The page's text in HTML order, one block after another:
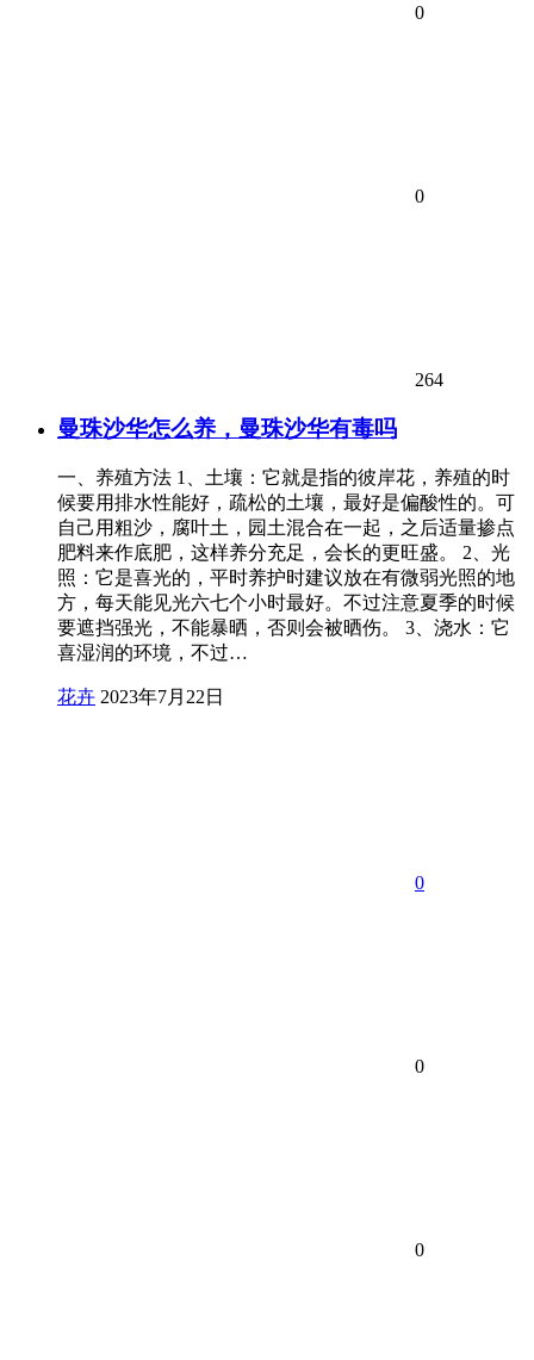
0
0
264
曼珠沙华怎么养，曼珠沙华有毒吗
一、养殖方法 1、土壤：它就是指的彼岸花，养殖的时
候要用排水性能好，疏松的土壤，最好是偏酸性的。可
自己用粗沙，腐叶土，园土混合在一起，之后适量掺点
肥料来作底肥，这样养分充足，会长的更旺盛。 2、光
照：它是喜光的，平时养护时建议放在有微弱光照的地
方，每天能见光六七个小时最好。不过注意夏季的时候
要遮挡强光，不能暴晒，否则会被晒伤。 3、浇水：它
喜湿润的环境，不过…
花卉 2023年7月22日
0
0
0